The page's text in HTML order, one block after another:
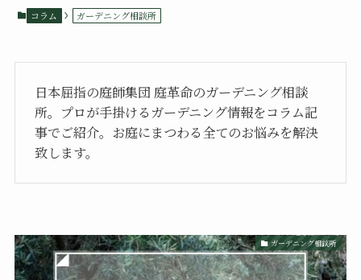
コラム ガーデニング相談所
日本屈指の庭師集団 庭革命のガーデニング相談
所。プロが手掛けるガーデニング情報をコラム記
事でご紹介。お庭にまつわる全てのお悩みを解決
致します。
ガーデニング相談所